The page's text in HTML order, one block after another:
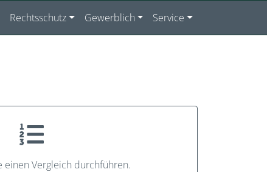
Rechtsschutz Gewerblich Service
einen Vergleich durchführen.